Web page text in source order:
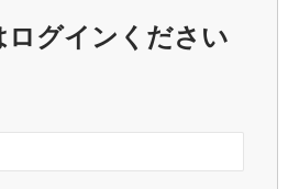
ログインください